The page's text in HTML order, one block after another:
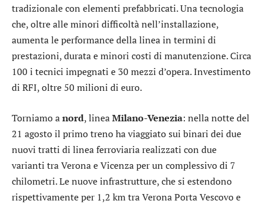
tradizionale con elementi prefabbricati. Una tecnologia
che, oltre alle minori difficoltà nell’installazione,
aumenta le performance della linea in termini di
prestazioni, durata e minori costi di manutenzione. Circa
100 i tecnici impegnati e 30 mezzi d’opera. Investimento
di RFI, oltre 50 milioni di euro.
Torniamo anord, lineaMilano-Venezia: nella notte del
21 agosto il primo treno ha viaggiato sui binari dei due
nuovi tratti di linea ferroviaria realizzati con due
varianti tra Verona e Vicenza per un complessivo di 7
chilometri. Le nuove infrastrutture, che si estendono
rispettivamente per 1,2 km tra Verona Porta Vescovo e